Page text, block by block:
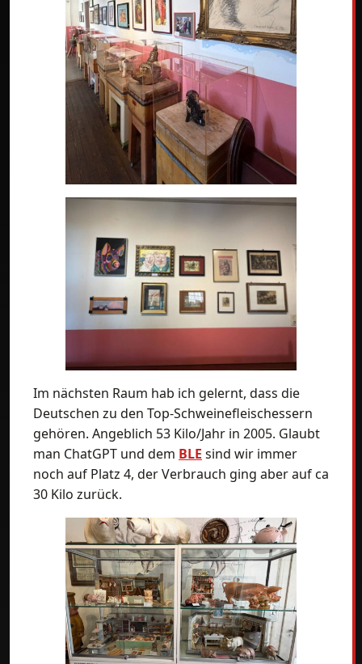
Im nächsten Raum hab ich gelernt, dass die
Deutschen zu den Top-Schweinefleischessern
gehören. Angeblich 53 Kilo/Jahr in 2005. Glaubt
man ChatGPT und dem BLE sind wir immer
noch auf Platz 4, der Verbrauch ging aber auf ca
30 Kilo zurück.